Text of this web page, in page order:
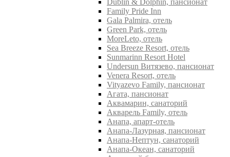
Dublin & Dolphin, пансионат
Family Pride Inn
Gala Palmira, отель
Green Park, отель
MoreLeto, отель
Sea Breeze Resort, отель
Sunmarinn Resort Hotel
Undersun Витязево, пансионат
Venera Resort, отель
Vityazevo Family, пансионат
Агата, пансионат
Аквамарин, санаторий
Акварель Family, отель
Анапа, апарт-отель
Анапа-Лазурная, пансионат
Анапа-Нептун, санаторий
Анапа-Океан, санаторий